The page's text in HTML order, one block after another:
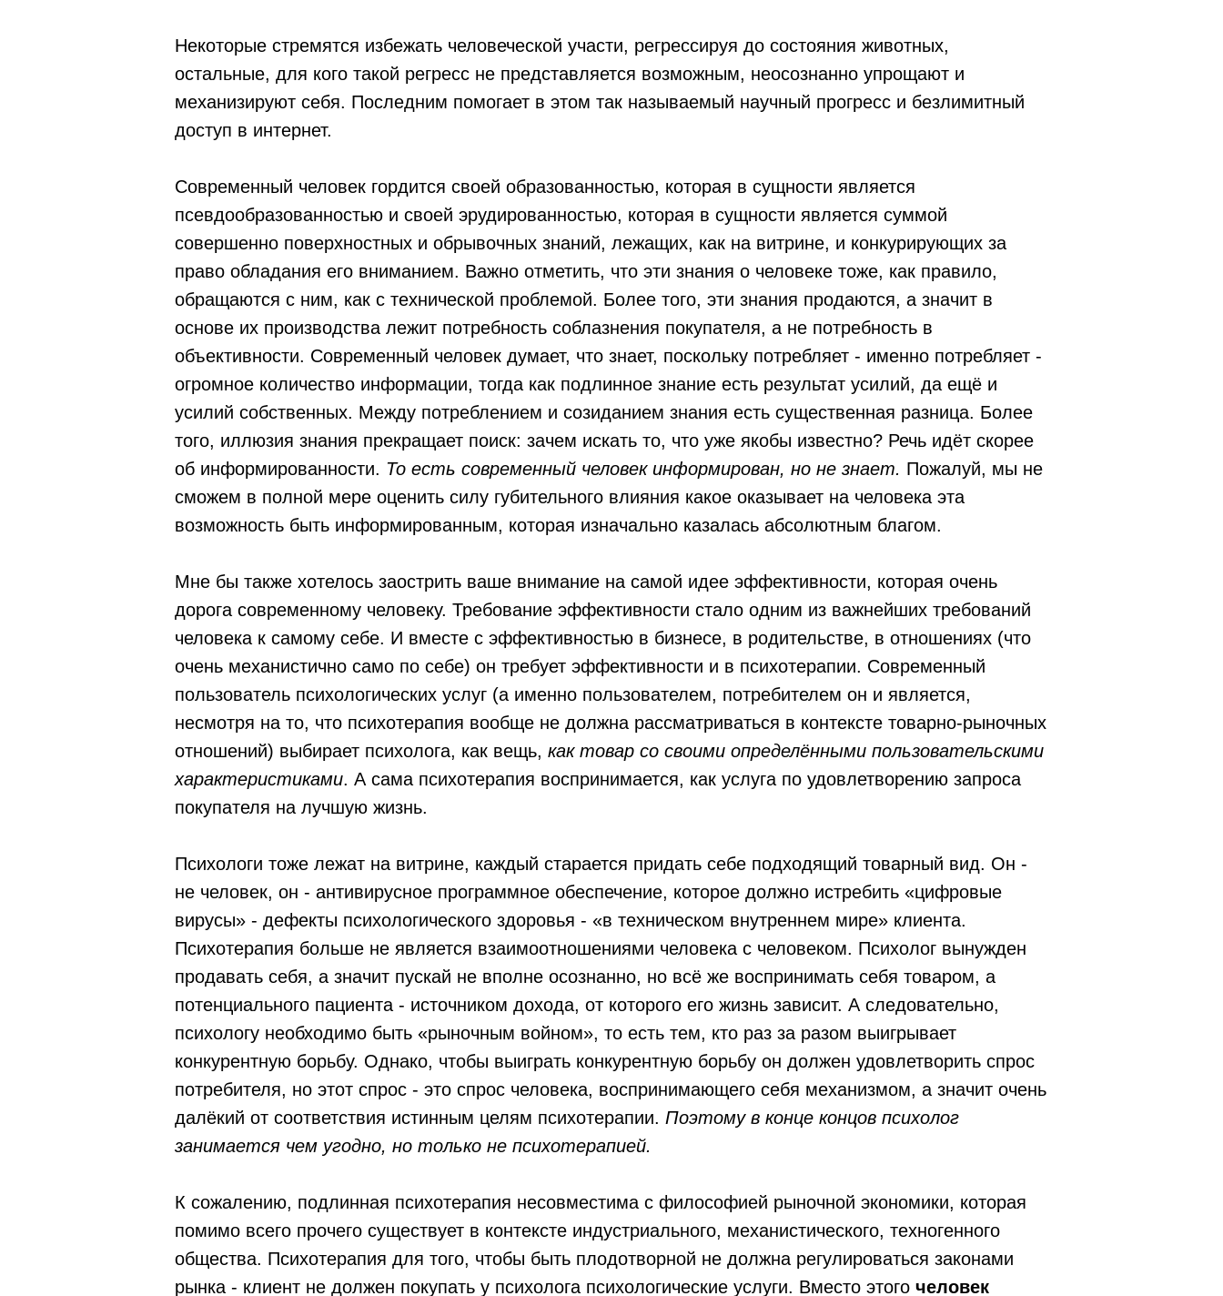
Некоторые стремятся избежать человеческой участи, регрессируя до состояния животных,
остальные, для кого такой регресс не представляется возможным, неосознанно упрощают и
механизируют себя. Последним помогает в этом так называемый научный прогресс и безлимитный
доступ в интернет.
Современный человек гордится своей образованностью, которая в сущности является
псевдообразованностью и своей эрудированностью, которая в сущности является суммой
совершенно поверхностных и обрывочных знаний, лежащих, как на витрине, и конкурирующих за
право обладания его вниманием. Важно отметить, что эти знания о человеке тоже, как правило,
обращаются с ним, как с технической проблемой. Более того, эти знания продаются, а значит в
основе их производства лежит потребность соблазнения покупателя, а не потребность в
объективности. Современный человек думает, что знает, поскольку потребляет - именно потребляет -
огромное количество информации, тогда как подлинное знание есть результат усилий, да ещё и
усилий собственных. Между потреблением и созиданием знания есть существенная разница. Более
того, иллюзия знания прекращает поиск: зачем искать то, что уже якобы известно? Речь идёт скорее
об информированности. То есть современный человек информирован, но не знает. Пожалуй, мы не
сможем в полной мере оценить силу губительного влияния какое оказывает на человека эта
возможность быть информированным, которая изначально казалась абсолютным благом.
Мне бы также хотелось заострить ваше внимание на самой идее эффективности, которая очень
дорога современному человеку. Требование эффективности стало одним из важнейших требований
человека к самому себе. И вместе с эффективностью в бизнесе, в родительстве, в отношениях (что
очень механистично само по себе) он требует эффективности и в психотерапии. Современный
пользователь психологических услуг (а именно пользователем, потребителем он и является,
несмотря на то, что психотерапия вообще не должна рассматриваться в контексте товарно-рыночных
отношений) выбирает психолога, как вещь, как товар со своими определёнными пользовательскими
характеристиками. А сама психотерапия воспринимается, как услуга по удовлетворению запроса
покупателя на лучшую жизнь.
Психологи тоже лежат на витрине, каждый старается придать себе подходящий товарный вид. Он -
не человек, он - антивирусное программное обеспечение, которое должно истребить «цифровые
вирусы» - дефекты психологического здоровья - «в техническом внутреннем мире» клиента.
Психотерапия больше не является взаимоотношениями человека с человеком. Психолог вынужден
продавать себя, а значит пускай не вполне осознанно, но всё же воспринимать себя товаром, а
потенциального пациента - источником дохода, от которого его жизнь зависит. А следовательно,
психологу необходимо быть «рыночным войном», то есть тем, кто раз за разом выигрывает
конкурентную борьбу. Однако, чтобы выиграть конкурентную борьбу он должен удовлетворить спрос
потребителя, но этот спрос - это спрос человека, воспринимающего себя механизмом, а значит очень
далёкий от соответствия истинным целям психотерапии. Поэтому в конце концов психолог
занимается чем угодно, но только не психотерапией.
К сожалению, подлинная психотерапия несовместима с философией рыночной экономики, которая
помимо всего прочего существует в контексте индустриального, механистического, техногенного
общества. Психотерапия для того, чтобы быть плодотворной не должна регулироваться законами
рынка - клиент не должен покупать у психолога психологические услуги. Вместо этого человек